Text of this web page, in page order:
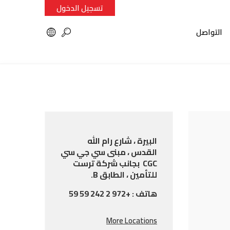
التواصل
تسجيل الدخول
البيرة ، شارع رام الله
القدس ، مبنى سي جي سي
CGC بجانب شركة ترست
للتأمين ، الطابق B.
هاتف : +972 2 242 59 59
More Locations